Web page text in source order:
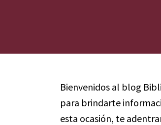
Bienvenidos al blog
para brindarte
esta ocasión, te